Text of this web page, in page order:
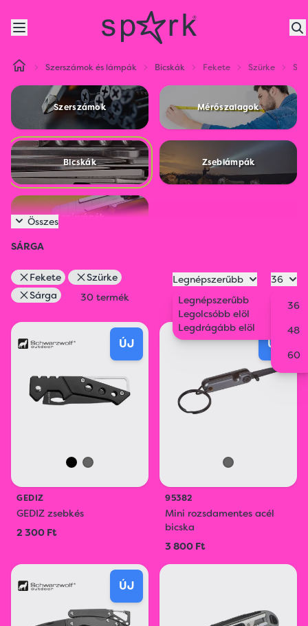
Szerszámok és lámpák Bicskák Fekete Szürke
Szerszámok Mérőszalagok
Bicskák Zseblámpák
Papírvágók
Összes
SÁRGA
Fekete
Szürke
Sárga
30 termék
Legnépszerűbb
Legnépszerűbb
Legolcsóbb elöl
Legdrágább elöl
36
36
48
60
ÚJ
GEDIZ
GEDIZ zsebkés
2 300 Ft
ÚJ
95382
Mini rozsdamentes acél
bicska
3 800 Ft
ÚJ